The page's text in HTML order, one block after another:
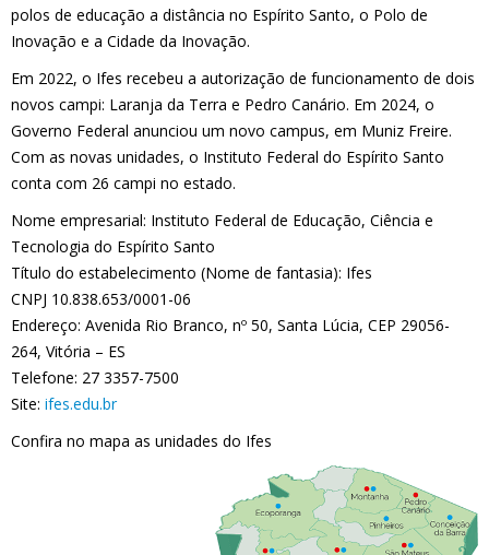
polos de educação a distância no Espírito Santo, o Polo de
Inovação e a Cidade da Inovação.
Em 2022, o Ifes recebeu a autorização de funcionamento de dois
novos campi: Laranja da Terra e Pedro Canário. Em 2024, o
Governo Federal anunciou um novo campus, em Muniz Freire.
Com as novas unidades, o Instituto Federal do Espírito Santo
conta com 26 campi no estado.
Nome empresarial: Instituto Federal de Educação, Ciência e
Tecnologia do Espírito Santo
Título do estabelecimento (Nome de fantasia): Ifes
CNPJ 10.838.653/0001-06
Endereço: Avenida Rio Branco, nº 50, Santa Lúcia, CEP 29056-
264, Vitória – ES
Telefone: 27 3357-7500
Site: ifes.edu.br
Confira no mapa as unidades do Ifes